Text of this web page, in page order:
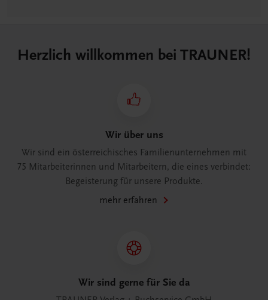
Herzlich willkommen bei TRAUNER!
Wir über uns
Wir sind ein österreichisches Familienunternehmen mit
75 Mitarbeiterinnen und Mitarbeitern, die eines verbindet:
Begeisterung für unsere Produkte.
mehr erfahren
Wir sind gerne für Sie da